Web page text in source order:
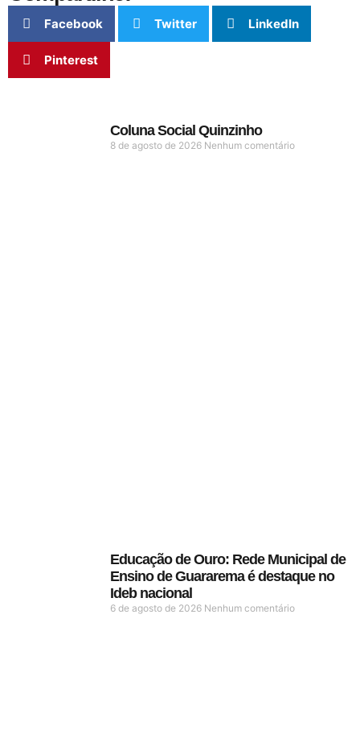
Facebook Twitter LinkedIn
Pinterest
Coluna Social Quinzinho
8 de agosto de 2026 Nenhum comentário
Educação de Ouro: Rede Municipal de
Ensino de Guararema é destaque no
Ideb nacional
6 de agosto de 2026 Nenhum comentário